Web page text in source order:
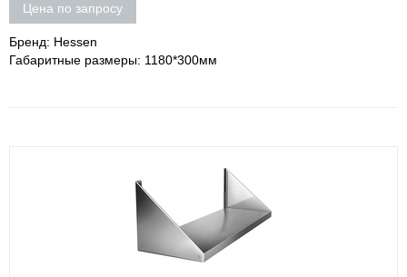
Цена по запросу
Бренд: Hessen
Габаритные размеры: 1180*300мм